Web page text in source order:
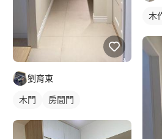
劉育東
木門 房間門
木